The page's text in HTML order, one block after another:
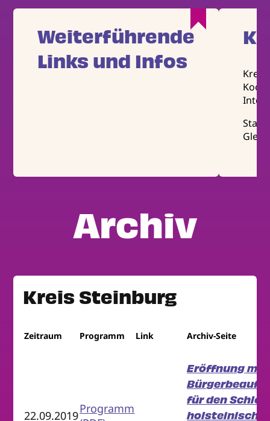
Weiterführende
Links und Infos
Kreis
Stadt
Archiv
Kreis Steinburg
Zeitraum Programm Link Archiv-Seite
22.09.2019Programm
Eröffnung mit
für den